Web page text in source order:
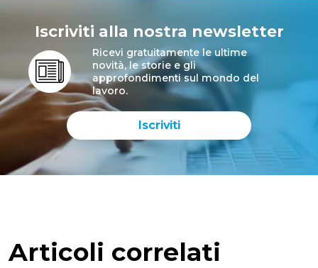
Iscriviti alla nostra newsletter
Ricevi gratuitamente le ultime
novità, le storie e gli
approfondimenti sul mondo del
lavoro.
Iscriviti
Articoli correlati